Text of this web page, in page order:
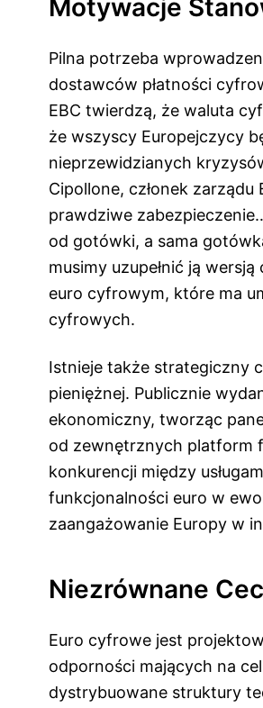
Motywacje
Pilna potrzeba
dostawców płatności
EBC twierdzą, że waluta
że wszyscy Europejczycy
nieprzewidzianych
Cipollone, członek
prawdziwe
od gotówki, a sama
musimy uzupełnić ją
euro cyfrowym, które ma
cyfrowych.
Istnieje także strategiczny
pieniężnej. Publicznie
ekonomiczny, tworząc
od zewnętrznych platform
konkurencji między
funkcjonalności euro w
zaangażowanie Europy w
Niezrównane
Euro cyfrowe jest
odporności mających na
dystrybuowane struktury